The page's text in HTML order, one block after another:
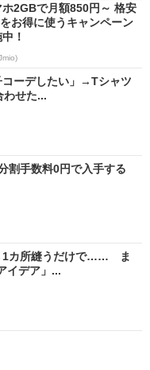
ホ2GBで月額850円～ 格安
お得に使うキャンペーン
！
ーデしたい」→Tシャツ
わせた...
割手数料0円で入手する
カ所縫うだけで…… ま
イデア」...